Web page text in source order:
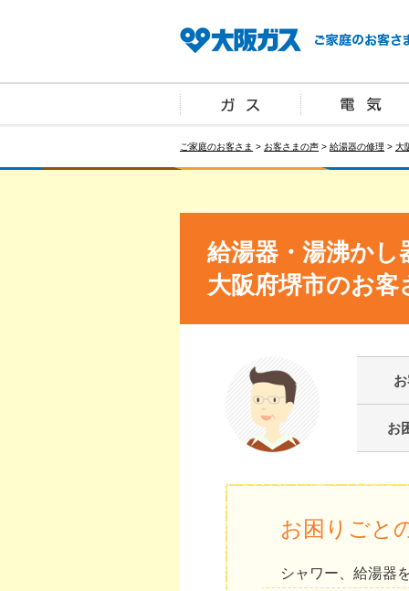
ご家庭のお客さま > お客さまの声 > 給湯器の修理 > 大
給湯器・湯沸かし
大阪府堺市のお客
お
お困りごと
シャワー、給湯器